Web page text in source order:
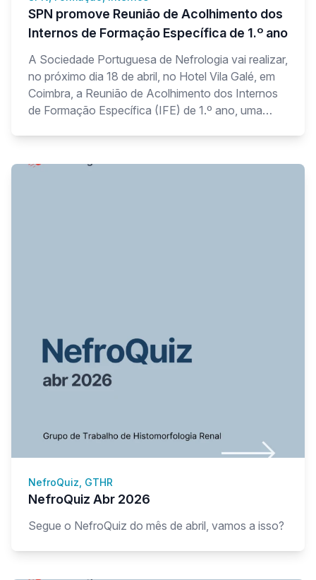
SPN promove Reunião de Acolhimento dos
Internos de Formação Específica de 1.º ano
A Sociedade Portuguesa de Nefrologia vai realizar,
no próximo dia 18 de abril, no Hotel Vila Galé, em
Coimbra, a Reunião de Acolhimento dos Internos
de Formação Específica (IFE) de 1.º ano, uma
formativo na área da Nefrologia.
NefroQuiz, GTHR
NefroQuiz Abr 2026
Segue o NefroQuiz do mês de abril, vamos a isso?